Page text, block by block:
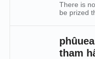
There is
be prized
tham